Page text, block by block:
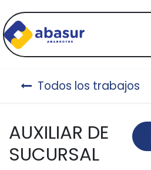
Todos los trabajos
AUXILIAR DE
SUCURSAL